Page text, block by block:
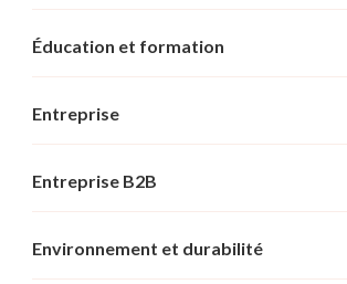
Éducation et formation
Entreprise
Entreprise B2B
Environnement et durabilité